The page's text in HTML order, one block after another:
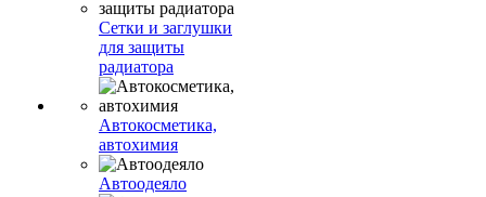
Сетки и заглушки
для защиты
радиатора
Автокосметика,
автохимия
Автоодеяло